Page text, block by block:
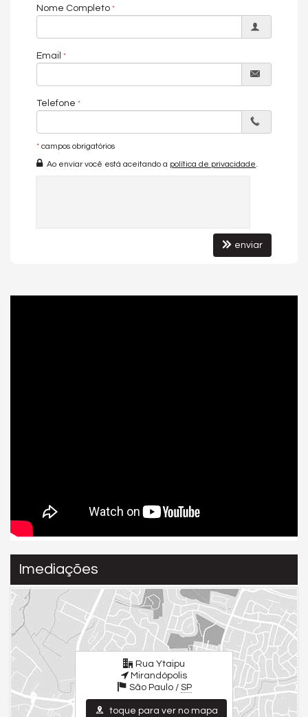
Nome Completo
Email
Telefone
* campos obrigatórios
Ao enviar você está aceitando a política de privacidade.
enviar
Imediações
Rua Ytaipu
Mirandópolis
São Paulo / SP
toque para ver no mapa